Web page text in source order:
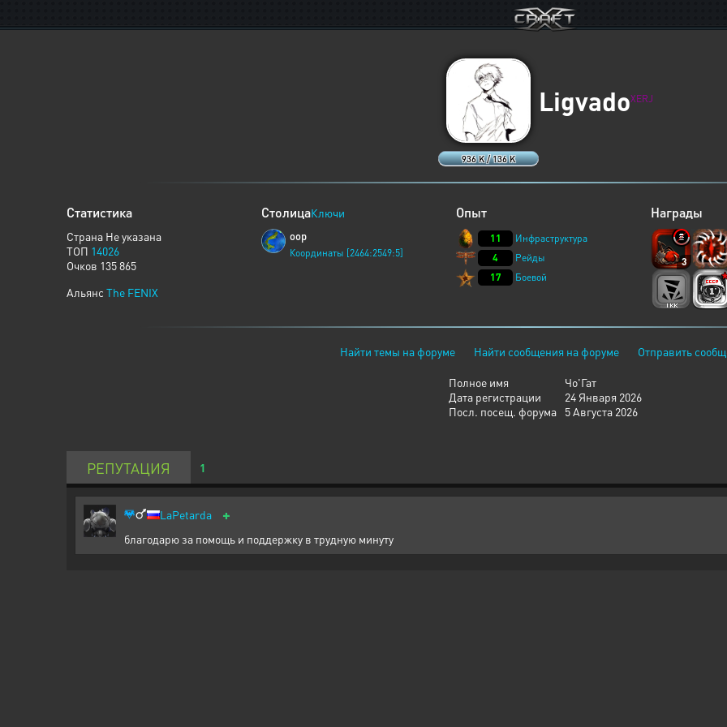
936 K / 136 K
LigvadoXERJ
Статистика
Страна Не указана
ТОП 14026
Очков 135 865
Альянс The FENIX
СтолицаКлючи
oop
Координаты [2464:2549:5]
Опыт
11
Инфраструктура
4
Рейды
17
Боевой
Награды
3
Найти темы на форуме Найти сообщения на форуме Отправить
Полное имя
Чо'Гат
Дата регистрации
24 Января 2026
Посл. посещ. форума
5 Августа 2026
РЕПУТАЦИЯ 1
LaPetarda +
благодарю за помощь и поддержку в трудную минуту